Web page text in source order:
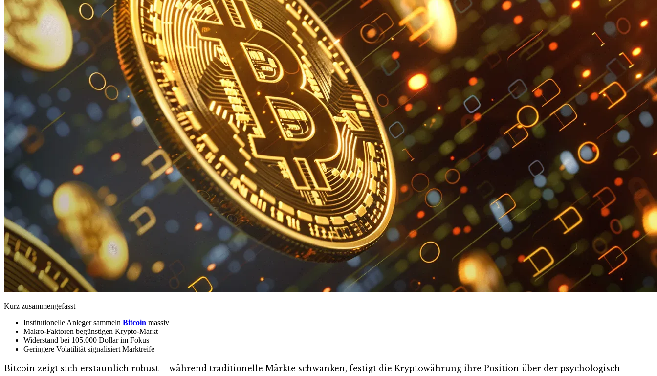
Kurz zusammengefasst
Institutionelle Anleger sammeln Bitcoin massiv
Makro-Faktoren begünstigen Krypto-Markt
Widerstand bei 105.000 Dollar im Fokus
Geringere Volatilität signalisiert Marktreife
Bitcoin zeigt sich erstaunlich robust – während traditionelle Märkte schwanken, festigt die Kryptowährung ihre Position über der psychologisch